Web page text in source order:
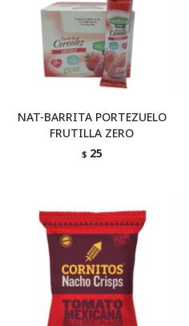
NAT-BARRITA PORTEZUELO
FRUTILLA ZERO
$ 25